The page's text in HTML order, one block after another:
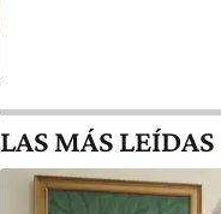
LAS MÁS LEÍDAS